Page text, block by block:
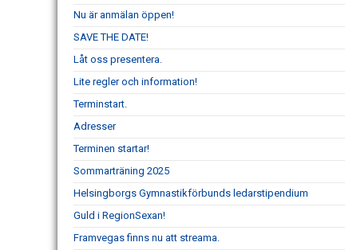
Nu är anmälan öppen!
SAVE THE DATE!
Låt oss presentera.
Lite regler och information!
Terminstart.
Adresser
Terminen startar!
Sommarträning 2025
Helsingborgs Gymnastikförbunds ledarstipendium
Guld i RegionSexan!
Framvegas finns nu att streama.